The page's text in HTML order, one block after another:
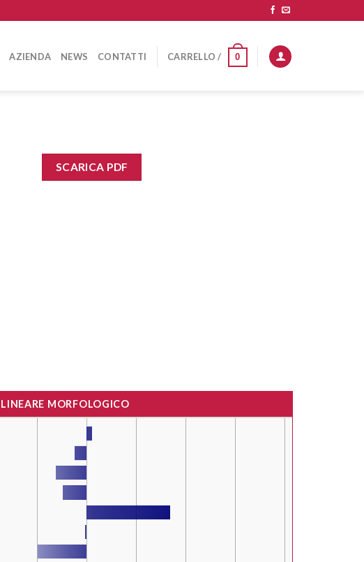
AZIENDA NEWS CONTATTI CARRELLO / 0
SCARICA PDF
LINEARE MORFOLOGICO